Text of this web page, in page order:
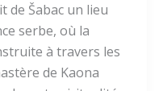
de Šabac un lieu
serbe, où la
à travers les
de Kaona